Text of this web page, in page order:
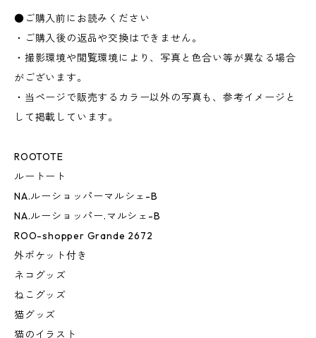
●ご購入前にお読みください
・ご購入後の返品や交換はできません。
・撮影環境や閲覧環境により、写真と色合い等が異なる場合
がございます。
・当ページで販売するカラー以外の写真も、参考イメージと
して掲載しています。
ROOTOTE
ルートート
NA.ルーショッパーマルシェ-B
NA.ルーショッパー.マルシェ-B
ROO-shopper Grande 2672
外ポケット付き
ネコグッズ
ねこグッズ
猫グッズ
猫のイラスト